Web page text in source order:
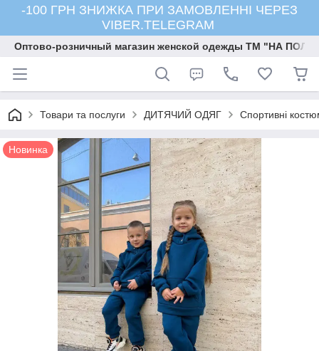
-100 ГРН ЗНИЖКА ПРИ ЗАМОВЛЕННІ ЧЕРЕЗ
VIBER.TELEGRAM
Оптово-розничный магазин женской одежды ТМ "НА
Товари та послуги ДИТЯЧИЙ ОДЯГ Спортивні
Новинка